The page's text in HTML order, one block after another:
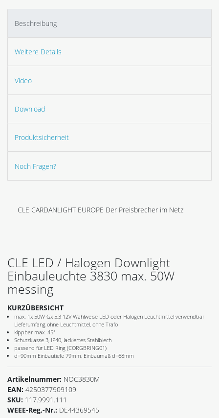
Beschreibung
Weitere Details
Video
Download
Produktsicherheit
Noch Fragen?
CLE CARDANLIGHT EUROPE Der Preisbrecher im Netz
CLE LED / Halogen Downlight
Einbauleuchte 3830 max. 50W
messing
KURZÜBERSICHT
max. 1x 50W Gx 5,3 12V Wahlweise LED oder Halogen Leuchtmittel verwendbar
Lieferumfang ohne Leuchtmittel, ohne Trafo
kippbar max. 45°
Schutzklasse 3, IP40, lackiertes Stahlblech
passend für LED Ring (CORGBRING01)
d=90mm Einbautiefe 79mm, Einbaumaß d=68mm
Artikelnummer: NOC3830M
EAN: 4250377909109
SKU: 117.9991.111
WEEE-Reg.-Nr.: DE44369545